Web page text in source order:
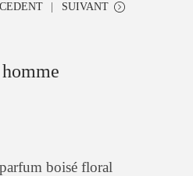
SUIVANT
boisé floral